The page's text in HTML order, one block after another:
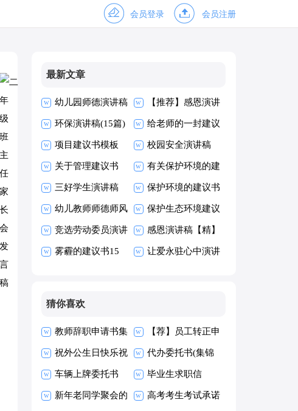
会员登录 会员注册
最新文章
幼儿园师德演讲稿 【推荐】感恩演讲
稿
环保演讲稿(15篇) 给老师的一封建议
书
项目建议书模板 校园安全演讲稿
关于管理建议书 有关保护环境的建
议书
三好学生演讲稿 保护环境的建议书
通用15篇
幼儿教师师德师风
演讲稿
保护生态环境建议
书
竞选劳动委员演讲
稿
感恩演讲稿【精】
雾霾的建议书15 让爱永驻心中演讲
猜你喜欢
教师辞职申请书集
合15篇
【荐】员工转正申
请书
祝外公生日快乐祝
福语
代办委托书(集锦
15篇)
车辆上牌委托书 毕业生求职信
【热】
新年老同学聚会的 高考考生考试承诺